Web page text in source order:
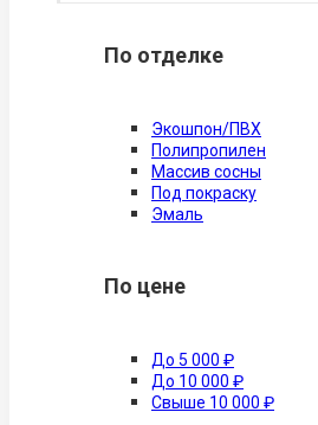
По отделке
Экошпон/ПВХ
Полипропилен
Массив сосны
Под покраску
Эмаль
По цене
До 5 000 ₽
До 10 000 ₽
Свыше 10 000 ₽